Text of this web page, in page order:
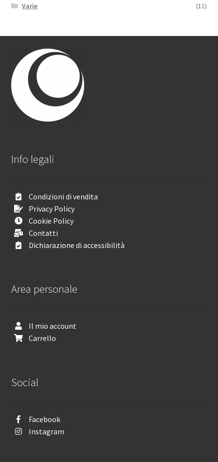
Varie
(11)
Info legali
Condizioni di vendita
Privacy Policy
Cookie Policy
Contatti
Dichiarazione di accessibilità
Area personale
Il mio account
Carrello
Social
Facebook
Instagram